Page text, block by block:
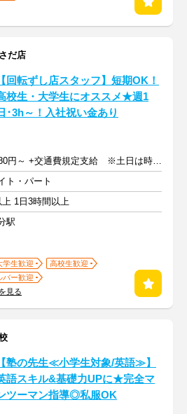
だ店
【回転ずし店スタッフ】短期OK！
校生・大学生にオススメ★週1
･3h～！入社祝い金あり
時給1080円～ +交通費規定支給 ※土日は時給UP
ト・パート
1日3時間以上
駅
学生歓迎
高校生歓迎
バー歓迎
見る
【塾の先生≪小学生対象/英語≫】
語スキル&基礎力UPに★完全マ
ツーマン指導◎私服OK